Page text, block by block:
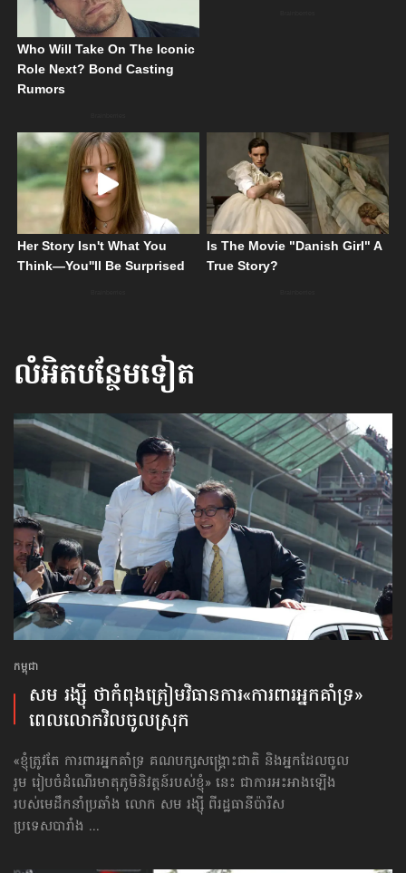
លំអិតបន្ថែមទៀត
កម្ពុជា
សម រង្ស៊ី ថា​​កំពុង​ត្រៀម​វិធានការ​«ការពារ​អ្នកគាំទ្រ»
ពេល​លោក​វិល​ចូល​ស្រុក
«ខ្ញុំត្រូវតែ ការពារ​អ្នកគាំទ្រ គណបក្សសង្គ្រោះជាតិ និងអ្នកដែលចូល
រួម រៀបចំដំណើរ​មាតុភូមិនិវត្តន៍របស់ខ្ញុំ» នេះ ជាការអះអាងឡើង
របស់មេដឹកនាំប្រឆាំង លោក សម រង្ស៊ី ពីរដ្ឋធានីប៉ារីស
ប្រទេសបារាំង ...